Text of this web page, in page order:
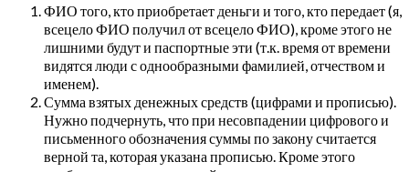
ФИО того, кто приобретает деньги и того, кто передает (я,
всецело ФИО получил от всецело ФИО), кроме этого не
лишними будут и паспортные эти (т.к. время от времени
видятся люди с однообразными фамилией, отчеством и
именем).
Сумма взятых денежных средств (цифрами и прописью).
Нужно подчернуть, что при несовпадении цифрового и
письменного обозначения суммы по закону считается
верной та, которая указана прописью. Кроме этого